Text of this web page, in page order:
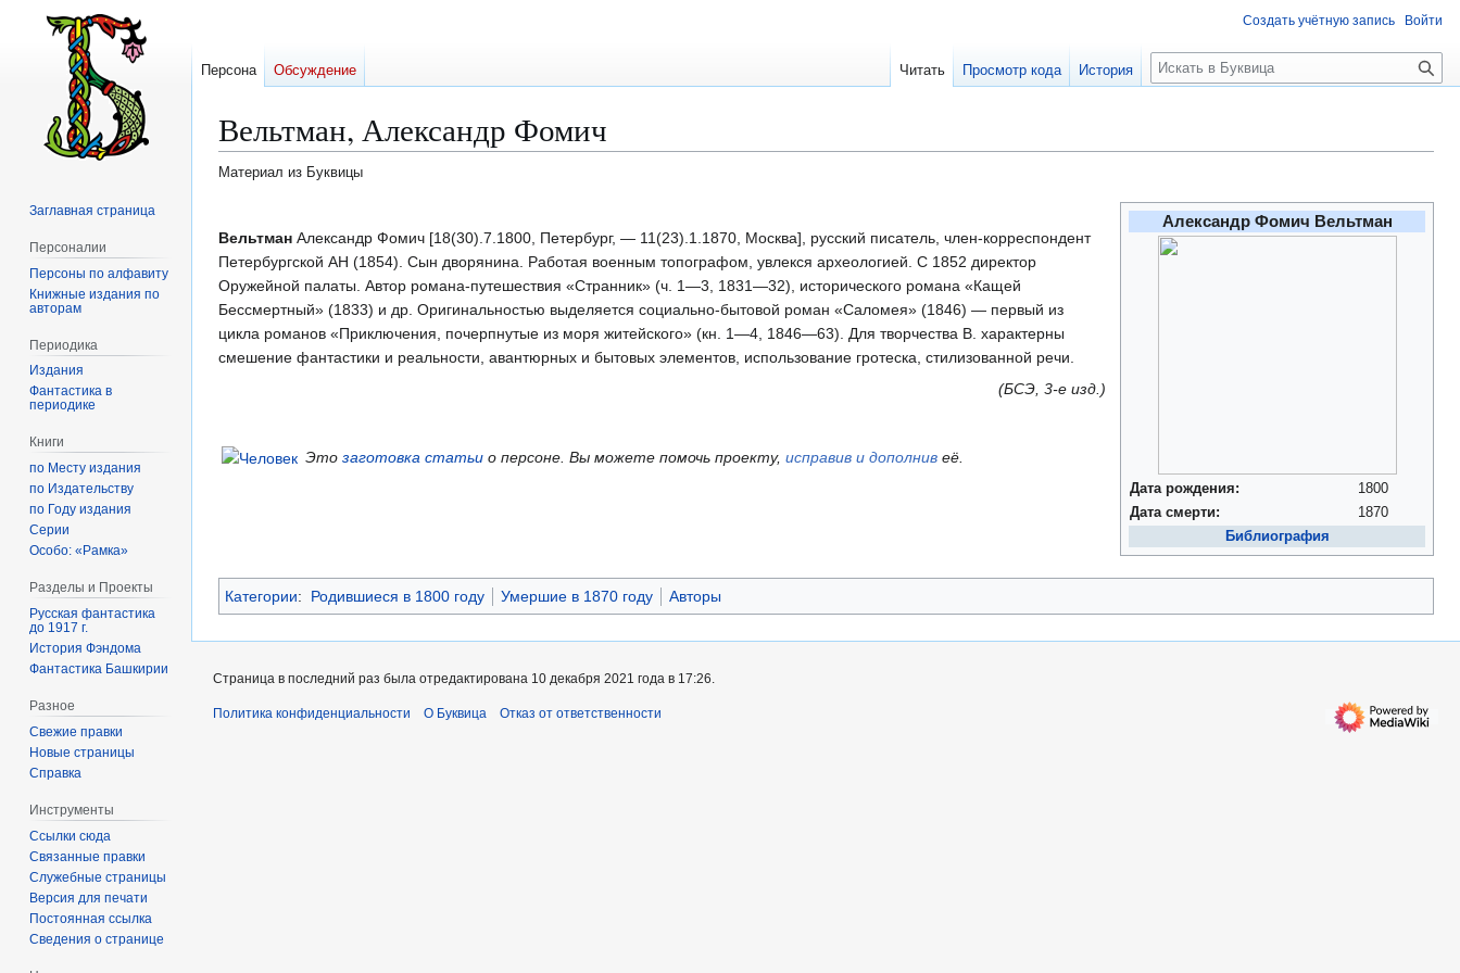
Вельтман, Александр Фомич
Материал из Буквицы
к
навигации
к
поиску
Александр Фомич Вельтман
Дата рождения:
1800
Дата смерти:
1870
Библиография
Вельтман Александр Фомич [18(30).7.1800, Петербург, — 11(23).1.1870, Москва], русский писатель, член-корреспондент
Петербургской АН (1854). Сын дворянина. Работая военным топографом, увлекся археологией. С 1852 директор
Оружейной палаты. Автор романа-путешествия «Странник» (ч. 1—3, 1831—32), исторического романа «Кащей
Бессмертный» (1833) и др. Оригинальностью выделяется социально-бытовой роман «Саломея» (1846) — первый из
цикла романов «Приключения, почерпнутые из моря житейского» (кн. 1—4, 1846—63). Для творчества В. характерны
смешение фантастики и реальности, авантюрных и бытовых элементов, использование гротеска, стилизованной речи.
(БСЭ, 3-е изд.)
Это заготовка статьи о персоне. Вы можете помочь проекту, исправив и дополнив её.
Категории: Родившиеся в 1800 году Умершие в 1870 году Авторы
Создать учётную запись Войти
Персона Обсуждение Читать Просмотр кода История
П
о
к
Заглавная страница
Персоналии
Персоны по алфавиту
Книжные издания по
авторам
Периодика
Издания
Фантастика в
периодике
Книги
по Месту издания
по Издательству
по Году издания
Серии
Особо: «Рамка»
Разделы и Проекты
Русская фантастика
до 1917 г.
История Фэндома
Фантастика Башкирии
Разное
Свежие правки
Новые страницы
Справка
Инструменты
Ссылки сюда
Связанные правки
Служебные страницы
Версия для печати
Постоянная ссылка
Сведения о странице
Страница в последний раз была отредактирована 10 декабря 2021 года в 17:26.
Политика конфиденциальности О Буквица Отказ от ответственности